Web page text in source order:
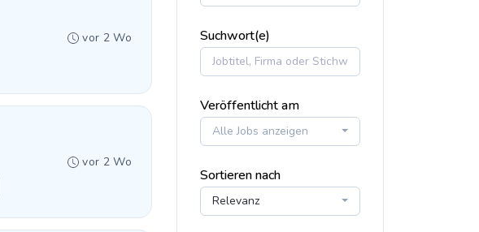
vor 2 Wo
vor 2 Wo
Suchwort(e)
Veröffentlicht am
Alle Jobs anzeigen
Sortieren nach
Relevanz